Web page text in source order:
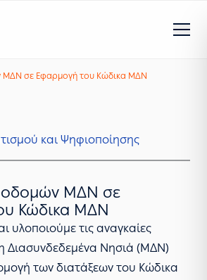
και Ψηφιοποίηση
ΜΔΝ σε Eφαρμογή του Κώδικα ΜΔΝ
και Ψηφιοποίησης
ΜΔΝ σε
Κώδικα ΜΔΝ
υλοποιούμε τις αναγκαίες
Διασυνδεδεμένα Νησιά (ΜΔΝ)
των διατάξεων του Κώδικα